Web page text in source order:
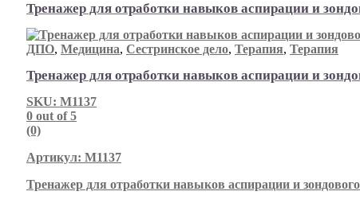
Тренажер для отработки навыков аспирации и
ДПО, Медицина, Сестринское дело, Терапия, Терапия
Тренажер для отработки навыков аспирации и
SKU: М1137
0 out of 5
(0)
Артикул: М1137
Тренажер для отработки навыков аспирации и